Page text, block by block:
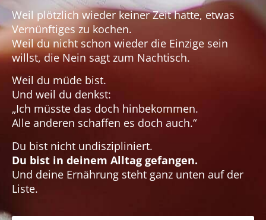
Weil plötzlich wieder keiner Zeit hatte, etwas
Vernünftiges zu kochen.
Weil du nicht schon wieder die Einzige sein
willst, die Nein sagt zum Nachtisch.
Weil du müde bist.
Und weil du denkst:
„Ich müsste das doch hinbekommen.
Alle anderen schaffen es doch auch.“
Du bist nicht undiszipliniert.
Du bist in deinem Alltag gefangen.
Und deine Ernährung steht ganz unten auf der
Liste.